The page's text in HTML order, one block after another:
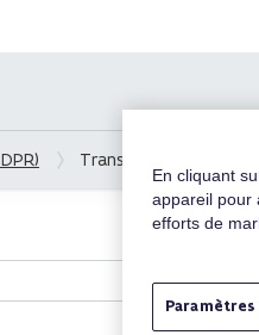
Transmettez-vous
En cliquant
appareil pour
efforts de